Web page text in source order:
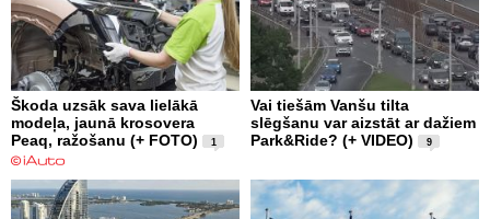
Škoda uzsāk sava lielākā
modeļa, jaunā krosovera
Peaq, ražošanu (+ FOTO)
1
Vai tiešām Vanšu tilta
slēgšanu var aizstāt ar dažiem
Park&Ride? (+ VIDEO)
9